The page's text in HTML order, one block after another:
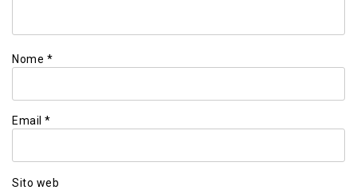
Nome *
Email *
Sito web